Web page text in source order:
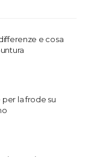
e cosa
la frode su